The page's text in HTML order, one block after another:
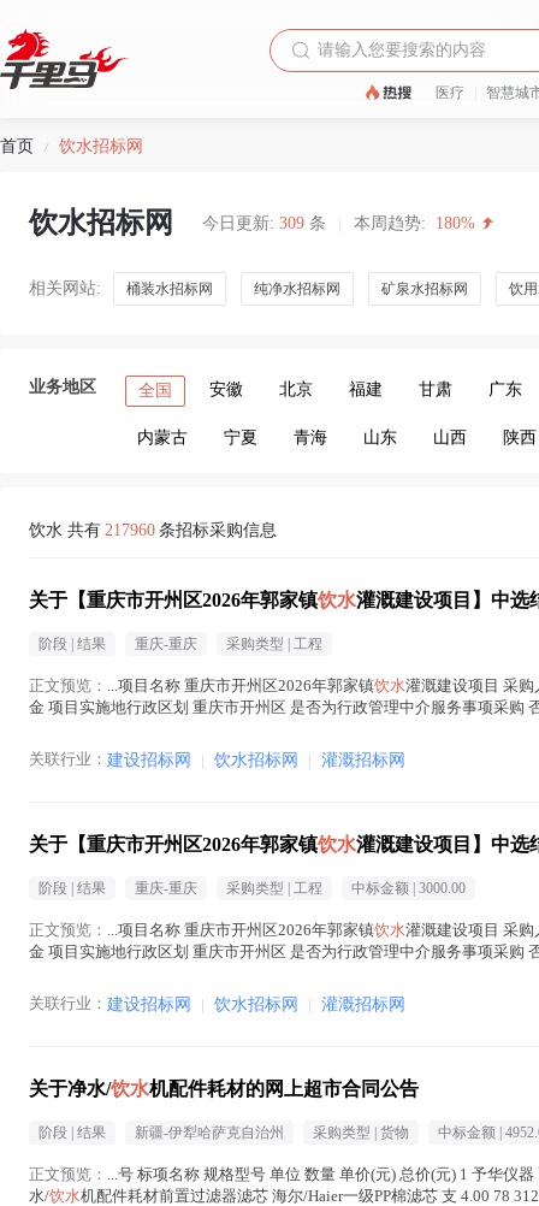
医疗 智慧城
首页 / 饮水招标网
饮水招标网 今日更新: 309 条 本周趋势: 180%
相关网站: 桶装水招标网 纯净水招标网 矿泉水招标网 饮
业务地区 全国 安徽 北京 福建 甘肃 广东
内蒙古 宁夏 青海 山东 山西 陕西
饮水 共有 217960 条招标采购信息
关于【重庆市开州区2026年郭家镇饮水灌溉建设项目】中选
阶段 | 结果 重庆-重庆 采购类型 | 工程
正文预览： ...项目名称 重庆市开州区2026年郭家镇饮水灌溉建设项目 采
金 项目实施地行政区划 重庆市开州区 是否为行政管理中介服务事项采购
关联行业： 建设招标网 | 饮水招标网 | 灌溉招标网
关于【重庆市开州区2026年郭家镇饮水灌溉建设项目】中选
阶段 | 结果 重庆-重庆 采购类型 | 工程 中标金额 | 3000.00
正文预览： ...项目名称 重庆市开州区2026年郭家镇饮水灌溉建设项目 采
金 项目实施地行政区划 重庆市开州区 是否为行政管理中介服务事项采购
关联行业： 建设招标网 | 饮水招标网 | 灌溉招标网
关于净水/饮水机配件耗材的网上超市合同公告
阶段 | 结果 新疆-伊犁哈萨克自治州 采购类型 | 货物 中标金额 |
正文预览： ...号 标项名称 规格型号 单位 数量 单价(元) 总价(元) 1 予华仪
水/饮水机配件耗材前置过滤器滤芯 海尔/Haier一级PP棉滤芯 支 4.00 78